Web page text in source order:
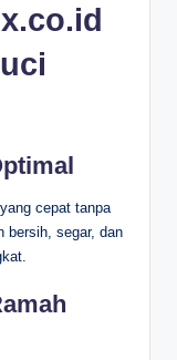
cepat tanpa
bersih, segar, dan